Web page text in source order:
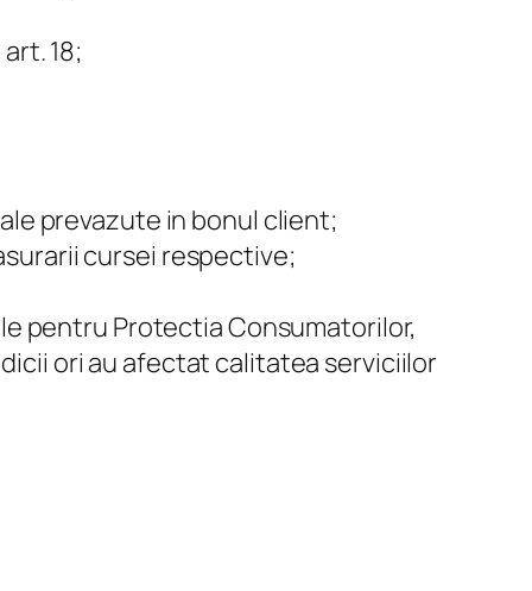
18;
prevazute in bonul client;
cursei respective;
pentru Protectia Consumatorilor,
ori au afectat calitatea serviciilor